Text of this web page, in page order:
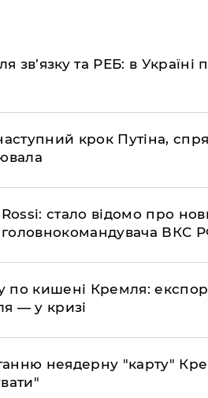
зв’язку та РЕБ: в Україні
крок Путіна,
стало відомо про
ВКС
по кишені Кремля:
— у кризі
неядерну "карту"